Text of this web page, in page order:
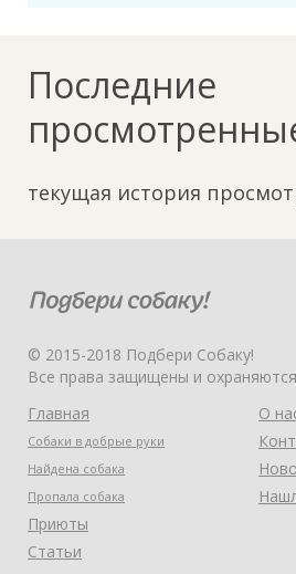
Последние
текущая история
© 2015-2018 Подбери Собаку!
Все права защищены и
Главная
Собаки в добрые руки
Найдена собака
Пропала собака
Приюты
Статьи
О